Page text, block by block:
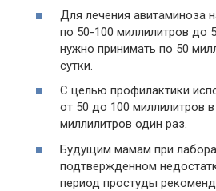
Для лечения авитаминоза
по 50-100 миллилитров до
нужно принимать по 50
сутки.
С целью профилактики
от 50 до 100 миллилитров
миллилитров один раз.
Будущим мамам при
подтвержденном
период простуды